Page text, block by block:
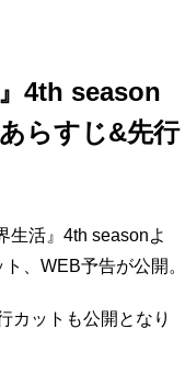
4th season
らすじ&先行
生活』4th seasonよ
、WEB予告が公開。
カットも公開となり